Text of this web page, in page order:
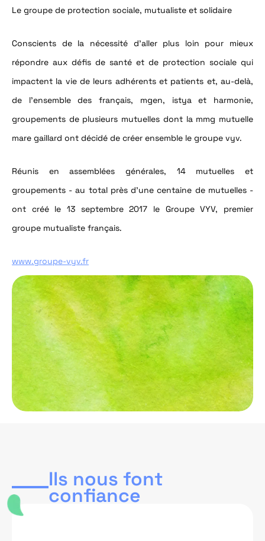
Le groupe de protection sociale, mutualiste et solidaire
Conscients de la nécessité d'aller plus loin pour mieux
répondre aux défis de santé et de protection sociale qui
impactent la vie de leurs adhérents et patients et, au-delà,
de l'ensemble des français, mgen, istya et harmonie,
groupements de plusieurs mutuelles dont la mmg mutuelle
mare gaillard ont décidé de créer ensemble le groupe vyv.
Réunis en assemblées générales, 14 mutuelles et
groupements - au total près d'une centaine de mutuelles -
ont créé le 13 septembre 2017 le Groupe VYV, premier
groupe mutualiste français.
www.groupe-vyv.fr
Ils nous font
confiance